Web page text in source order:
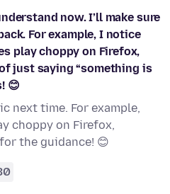
now. I’ll make sure
For example, I notice
play choppy on Firefox,
just saying “something is
😊
next time. For example,
choppy on Firefox,
the guidance! 😊